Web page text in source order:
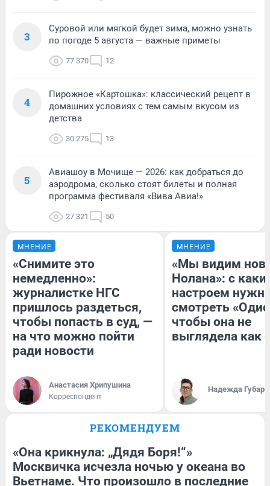
3
Суровой или мягкой будет зима, можно узнать
по погоде 5 августа — важные приметы
77 370 12
4
Пирожное «Картошка»: классический рецепт в
домашних условиях с тем самым вкусом из
детства
30 275 13
5
Авиашоу в Мочище — 2026: как добраться до
аэродрома, сколько стоят билеты и полная
программа фестиваля «Вива Авиа!»
27 321 50
МНЕНИЕ
«Снимите это
немедленно»:
журналистке НГС
пришлось раздеться,
чтобы попасть в суд, —
на что можно пойти
ради новости
Анастасия Хрипушина
Корреспондент
МНЕНИЕ
«Мы видим
Нолана»: с
настроем
смотреть
чтобы она не
выглядела как
Надежда Губарь
РЕКОМЕНДУЕМ
«Она крикнула: „Дядя Боря!“»
Москвичка исчезла ночью у океана во
Вьетнаме. Что произошло в последние